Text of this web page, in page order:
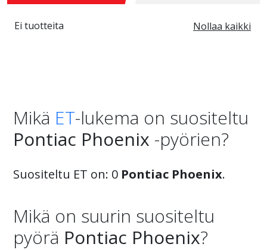
Nollaa kaikki
Ei tuotteita
Mikä ET-lukema on suositeltu
Pontiac Phoenix -pyörien?
Suositeltu ET on: 0 Pontiac Phoenix.
Mikä on suurin suositeltu
pyörä Pontiac Phoenix?